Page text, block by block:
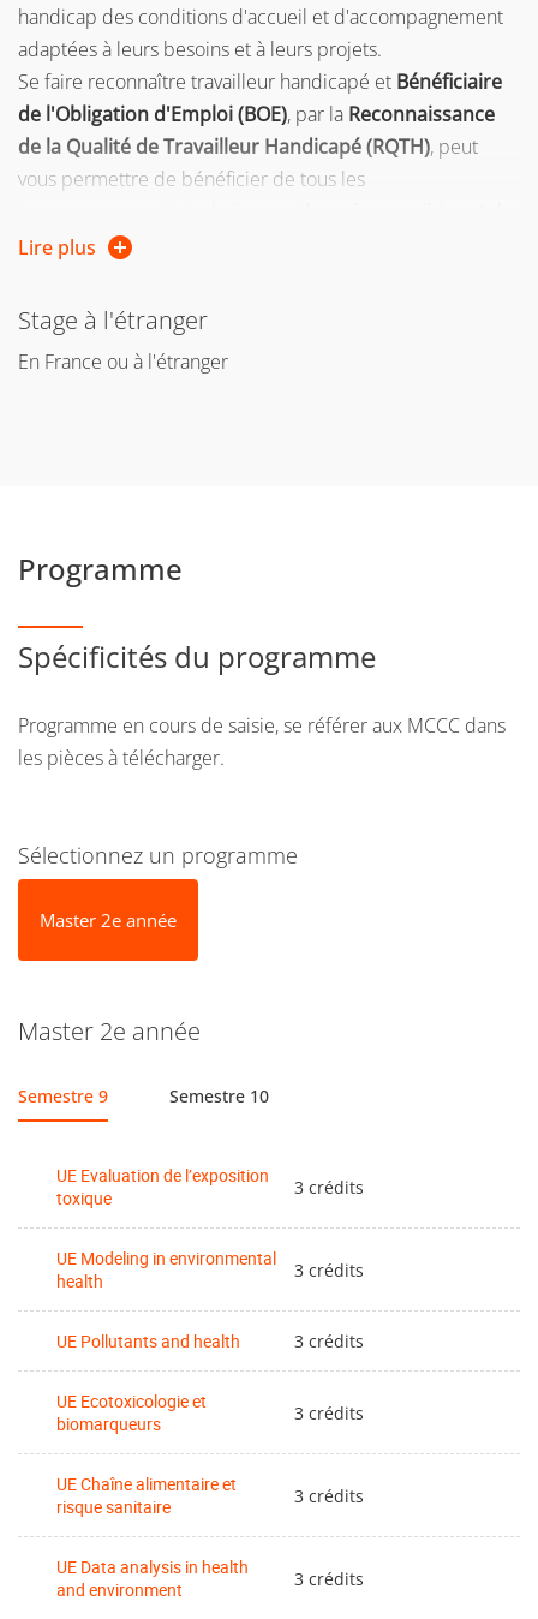
handicap des conditions d'accueil et d'accompagnement
adaptées à leurs besoins et à leurs projets.
Se faire reconnaître travailleur handicapé et Bénéficiaire
de l'Obligation d'Emploi (BOE), par la Reconnaissance
de la Qualité de Travailleur Handicapé (RQTH), peut
vous permettre de bénéficier de tous les
prétendre à des droits particuliers.
Vous trouverez toutes les informations sur la
Lire plus
Stage à l'étranger
En France ou à l'étranger
Programme
Spécificités du programme
Programme en cours de saisie, se référer aux MCCC dans
les pièces à télécharger.
Sélectionnez un programme
Master 2e année
Master 2e année
Semestre 9 Semestre 10
UE Evaluation de l’exposition
toxique
3 crédits
UE Modeling in environmental
health
3 crédits
UE Pollutants and health 3 crédits
UE Ecotoxicologie et
biomarqueurs
3 crédits
UE Chaîne alimentaire et
risque sanitaire
3 crédits
UE Data analysis in health
and environment
3 crédits